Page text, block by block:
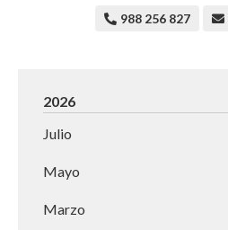
988 256 827
2026
Julio
Mayo
Marzo